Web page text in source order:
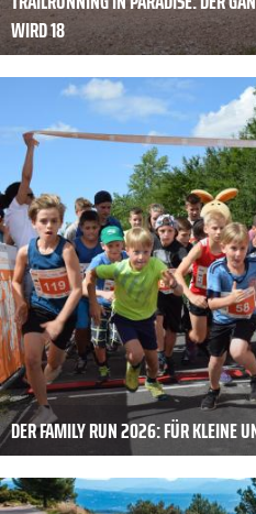
WIRD 18
DER FAMILY RUN 2026: FÜR KLEINE